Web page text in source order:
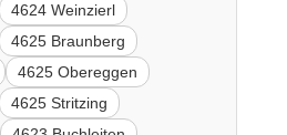
4624 Weinzierl
4625 Braunberg
4625 Obereggen
4625 Stritzing